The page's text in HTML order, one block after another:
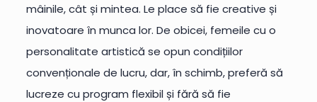
mâinile, cât și mintea. Le place să fie creative și
inovatoare în munca lor. De obicei, femeile cu o
personalitate artistică se opun condițiilor
convenționale de lucru, dar, în schimb, preferă să
lucreze cu program flexibil și fără să fie